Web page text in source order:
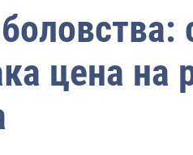
цена на